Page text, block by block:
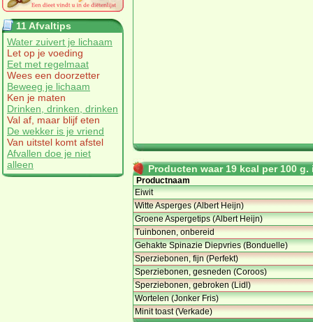
11 Afvaltips
Water zuivert je lichaam
Let op je voeding
Eet met regelmaat
Wees een doorzetter
Beweeg je lichaam
Ken je maten
Drinken, drinken, drinken
Val af, maar blijf eten
De wekker is je vriend
Van uitstel komt afstel
Afvallen doe je niet
alleen
Producten waar 19 kcal per 100
Productnaam
Eiwit
Witte Asperges (Albert Heijn)
Groene Aspergetips (Albert Heijn)
Tuinbonen, onbereid
Gehakte Spinazie Diepvries (Bonduelle)
Sperziebonen, fijn (Perfekt)
Sperziebonen, gesneden (Coroos)
Sperziebonen, gebroken (Lidl)
Wortelen (Jonker Fris)
Minit toast (Verkade)